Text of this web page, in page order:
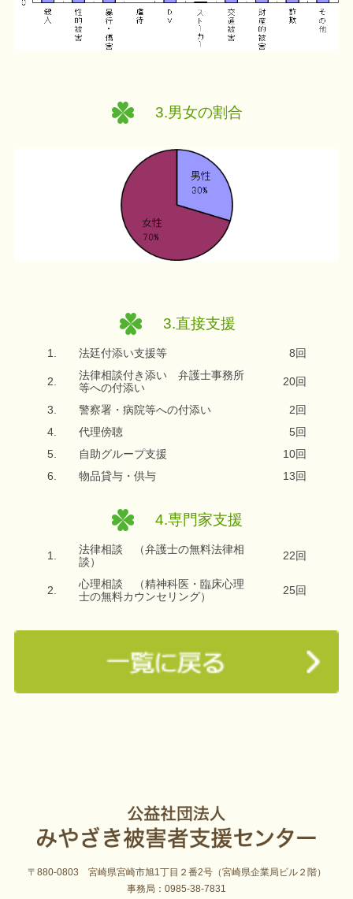
3.男女の割合
3.直接支援
1. 法廷付添い支援等 8回
2.
法律相談付き添い 弁護士事務所
等への付添い
20回
3. 警察署・病院等への付添い
2回
4.
代理傍聴
5回
5.
自助グループ支援
10回
6.
物品貸与・供与 13回
4.専門家支援
1.
法律相談 （弁護士の無料法律相
談）
22回
2.
心理相談 （精神科医・臨床心理
士の無料カウンセリング）
25回
〒880-0803 宮崎県宮崎市旭1丁目２番2号（宮崎県企業局ビル２階）
事務局：0985-38-7831